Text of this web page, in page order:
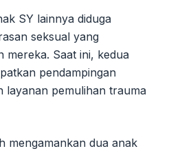
SY lainnya diduga
seksual yang
mereka. Saat ini, kedua
pendampingan
layanan pemulihan trauma
mengamankan dua anak